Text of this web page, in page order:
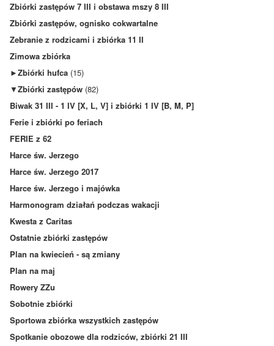
Zbiórki zastępów 7 III i obstawa mszy 8 III
Zbiórki zastępów, ognisko cokwartalne
Zebranie z rodzicami i zbiórka 11 II
Zimowa zbiórka
►Zbiórki hufca (15)
▼Zbiórki zastępów (82)
Biwak 31 III - 1 IV [X, L, V] i zbiórki 1 IV [B, M, P]
Ferie i zbiórki po feriach
FERIE z 62
Harce św. Jerzego
Harce św. Jerzego 2017
Harce św. Jerzego i majówka
Harmonogram działań podczas wakacji
Kwesta z Caritas
Ostatnie zbiórki zastępów
Plan na kwiecień - są zmiany
Plan na maj
Rowery ZZu
Sobotnie zbiórki
Sportowa zbiórka wszystkich zastępów
Spotkanie obozowe dla rodziców, zbiórki 21 III